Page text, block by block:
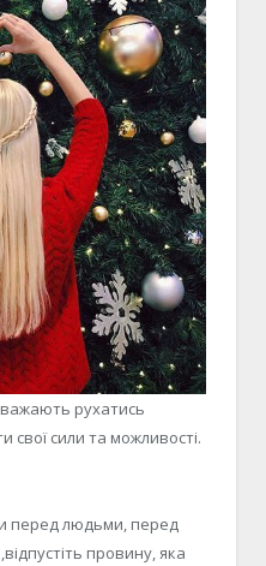
рухатись
свої сили та можливості.
перед людьми, перед
провину, яка